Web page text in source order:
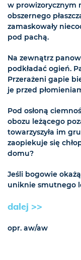
w prowizorycznym
obszernego
zamaskowały
pod pachą.
Na zewnątrz
podkładać ogień.
Przerażeni gapie
je przed
Pod osłoną
obozu leżącego
towarzyszyła im
zaopiekuje się
domu?
Jeśli bogowie
uniknie smutnego
dalej >>
opr. aw/aw